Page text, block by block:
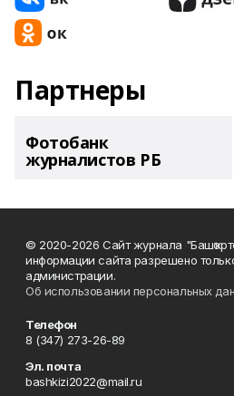
Партнеры
Фотобанк
журналистов РБ
© 2020-2026 Сайт журнала
информации сайта разрешено
администрации.
Об использовании персональных
Телефон
8 (347) 273-26-89
Эл. почта
bashkizi2022@mail.ru